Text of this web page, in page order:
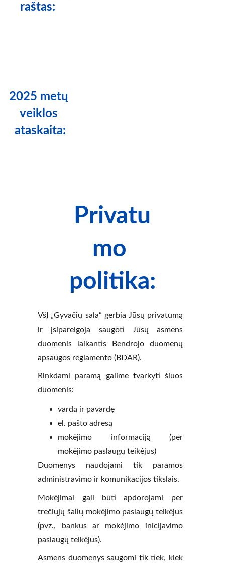
raštas:
2025 metų
veiklos
ataskaita:
Privatu
mo
politika:
VšĮ „Gyvačių sala“ gerbia Jūsų privatumą
ir įsipareigoja saugoti Jūsų asmens
duomenis laikantis Bendrojo duomenų
apsaugos reglamento (BDAR).
Rinkdami paramą galime tvarkyti šiuos
duomenis:
vardą ir pavardę
el. pašto adresą
mokėjimo informaciją (per
mokėjimo paslaugų teikėjus)
Duomenys naudojami tik paramos
administravimo ir komunikacijos tikslais.
Mokėjimai gali būti apdorojami per
trečiųjų šalių mokėjimo paslaugų teikėjus
(pvz., bankus ar mokėjimo inicijavimo
paslaugų teikėjus).
Asmens duomenys saugomi tik tiek, kiek